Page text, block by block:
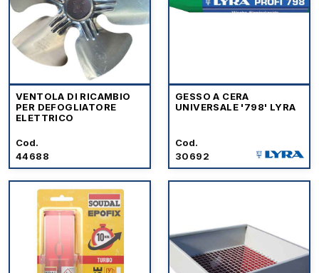
VENTOLA DI RICAMBIO
PER DEFOGLIATORE
ELETTRICO
Cod.
44688
GESSO A CERA
UNIVERSALE '798' LYRA
Cod.
30692